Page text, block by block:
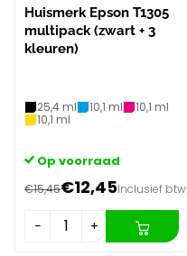
Huismerk Epson T1305
multipack (zwart + 3
kleuren)
25,4 ml 10,1 ml
10,1 ml
10,1 ml
Op voorraad
€15,45€12,45Inclusief btw
− +